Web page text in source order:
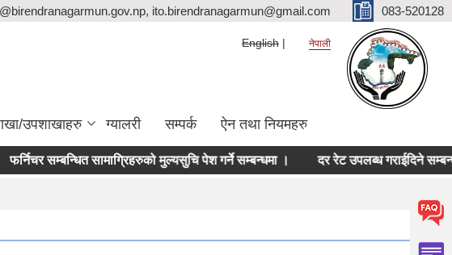
ito.birendranagarmun@gmail.com 083-520128
English नेपाली
उपशाखाहरु ग्यालरी सम्पर्क ऐन तथा नियमहरु
सम्बन्धित सामाग्रिहरुको मुल्यसुचि पेश गर्ने सम्बन्धमा । दर रेट उपलब्ध गराईदिने सम्बन्धमा ।